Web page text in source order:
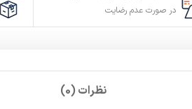
در صورت عدم رضایت
نظرات (0)